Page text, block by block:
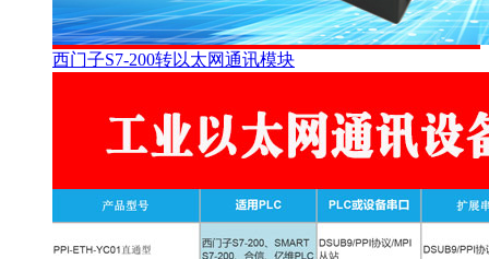
西门子S7-200转以太网通讯模块